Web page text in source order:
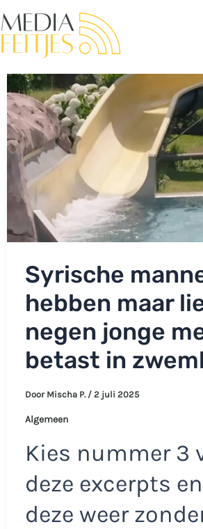
naar
de
Syrische
hebben maar
negen jonge
betast in
Door Mischa P. / 2 juli 2025
Algemeen
Kies nummer 3
deze excerpts
deze weer